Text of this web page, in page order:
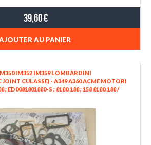
39,60 €
AU PANIER
IM352 IM359 LOMBARDINI
CULASSE) - A349 A360 ACME MOTORI
ED0081801880-S ; 8180.188 ; 158 8180.188 /